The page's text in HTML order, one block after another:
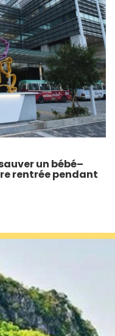
un bébé–
rentrée pendant